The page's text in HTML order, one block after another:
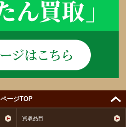
ページTOP
買取品目